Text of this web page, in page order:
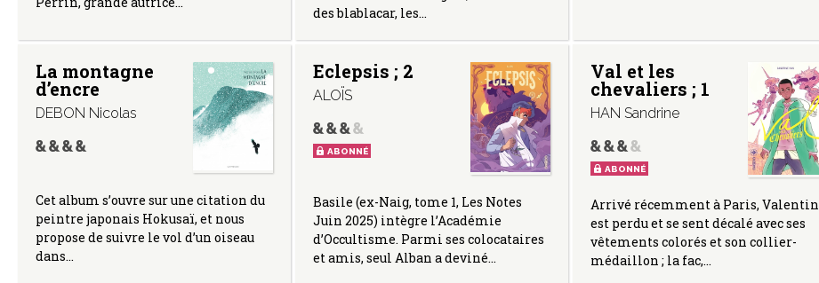
des blablacar, les…
La montagne
d’encre
DEBON Nicolas
Cet album s’ouvre sur une citation du
peintre japonais Hokusaï, et nous
propose de suivre le vol d’un oiseau
dans…
Eclepsis ; 2
ALOÏS
ABONNÉ
Basile (ex-Naig, tome 1, Les Notes
Juin 2025) intègre l’Académie
d’Occultisme. Parmi ses colocataires
et amis, seul Alban a deviné…
Val et les
chevaliers ; 1
HAN Sandrine
ABONNÉ
Arrivé récemment à Paris, Valentin
est perdu et se sent décalé avec ses
vêtements colorés et son collier-
médaillon ; la fac,…